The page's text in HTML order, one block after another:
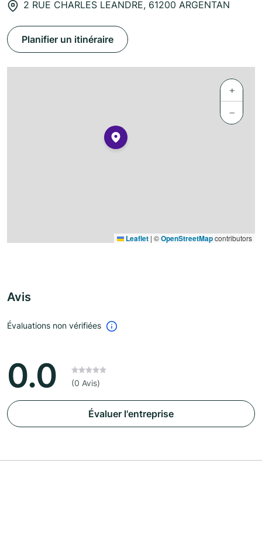
2 RUE CHARLES LEANDRE, 61200 ARGENTAN
Planifier un itinéraire
+
−
Leaflet | ©OpenStreetMapcontributors
Avis
Évaluations non vérifiées
0.0 (0 Avis)
Évaluer l'entreprise